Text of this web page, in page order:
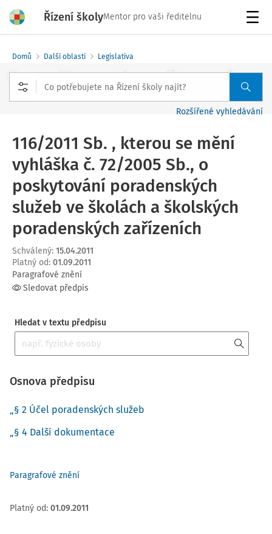
Řízení školyMentor pro vaši ředitelnu
Domů Další oblasti Legislativa
Rozšířené vyhledávání
116/2011 Sb. , kterou se mění
vyhláška č. 72/2005 Sb., o
poskytování poradenských
služeb ve školách a školských
poradenských zařízeních
Schválený: 15.04.2011
Platný od: 01.09.2011
Paragrafové znění
Sledovat předpis
Hledat v textu předpisu
Osnova předpisu
„§ 2 Účel poradenských služeb
„§ 4 Další dokumentace
Paragrafové znění
Platný od: 01.09.2011